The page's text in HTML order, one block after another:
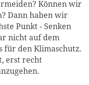
Können wir
Dann haben wir
Punkt - Senken
nicht auf dem
für den Klimaschutz.
erst recht